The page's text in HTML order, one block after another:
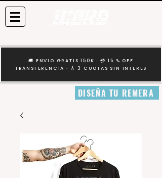
🚚 ENVIO GRATIS 150K · 💳 15 % OFF
TRANSFERENCIA · 🎸 3 CUOTAS SIN INTERES
DISEÑA TU REMERA